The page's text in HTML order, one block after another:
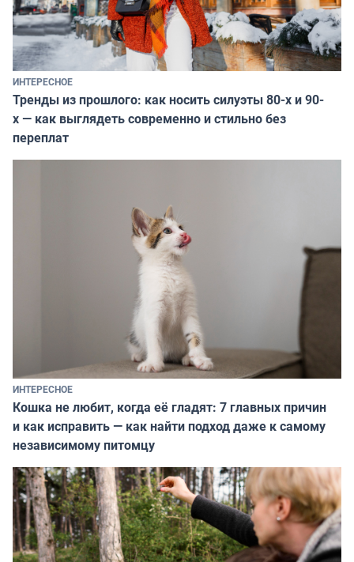
ИНТЕРЕСНОЕ
Тренды из прошлого: как носить силуэты 80-х и 90-
х — как выглядеть современно и стильно без
переплат
ИНТЕРЕСНОЕ
Кошка не любит, когда её гладят: 7 главных причин
и как исправить — как найти подход даже к самому
независимому питомцу